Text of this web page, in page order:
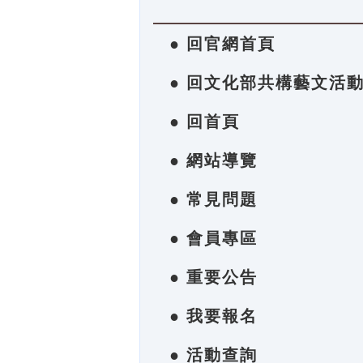
● 回官網首頁
● 回文化部共構藝文活
● 回首頁
● 網站導覽
● 常見問題
● 會員專區
● 重要公告
● 我要報名
● 活動查詢